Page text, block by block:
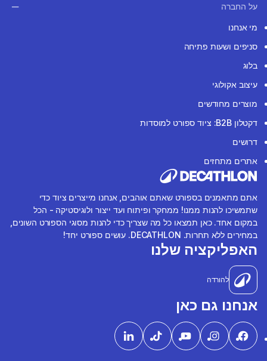
על החברה
מי אנחנו
סניפים ושעות פתיחה
בלוג
עיצוב אקולוגי
מוצרים מחודשים
דקטלון B2B: ציוד ספורט למוסדות
דרושים
אתרים מתחזים
אתם מתאמנים בספורט שאתם אוהבים, אנחנו מייצרים ציוד כדי
שתמשיכו להנות ממנו! ממחקר ופיתוח ועד ייצור ולוגיסטיקה - הכל
במקום אחד. כאן תמצאו כל מה שצריך כדי להנות מסוגי הספורט השונים,
במחירים ללא תחרות. DECATHLON. עושים ספורט יחד!
האפליקציה שלנו
להורדה
אנחנו גם כאן